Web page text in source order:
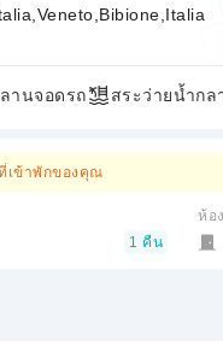
ลานจอดรถ สระว่ายน้ำกล
เข้าพักของคุณ
1 คืน
ห้อ